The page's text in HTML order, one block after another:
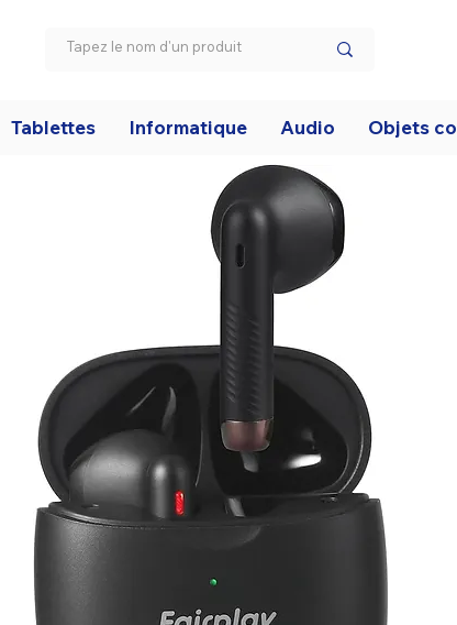
Tablettes Informatique Audio Objets